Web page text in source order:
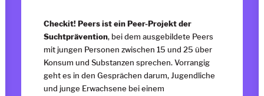
Checkit! Peers ist ein Peer-Projekt der
Suchtprävention, bei dem ausgebildete Peers
mit jungen Personen zwischen 15 und 25 über
Konsum und Substanzen sprechen. Vorrangig
geht es in den Gesprächen darum, Jugendliche
und junge Erwachsene bei einem